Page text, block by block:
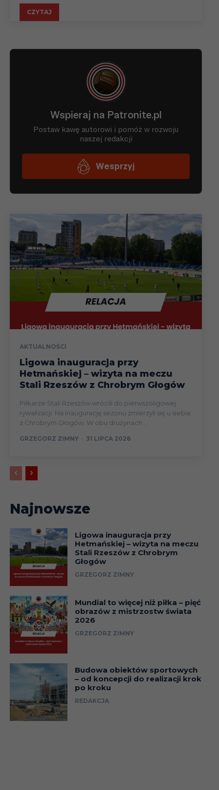
CZYTAJ
AKTUALNOŚCI
Ligowa inauguracja przy
Hetmańskiej – wizyta na meczu
Stali Rzeszów z Chrobrym Głogów
Piłkarze Stali Rzeszów wrócili do pierwszoligowej
rywalizacji. Na inaugurację sezonu zmierzyli się u siebie
z Chrobrym Głogów. W obu drużynach...
GRZEGORZ ZIMNY - 31 LIPCA 2026
Najnowsze
Ligowa inauguracja przy
Hetmańskiej – wizyta na meczu
Stali Rzeszów z Chrobrym
Głogów
GRZEGORZ ZIMNY
Mundial to więcej niż piłka – pięć
obrazów z mistrzostw świata
2026
GRZEGORZ ZIMNY
Budowa obiektów sportowych
– od koncepcji do realizacji krok
po kroku
REDAKCJA